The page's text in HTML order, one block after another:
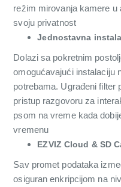
režim mirovanja kamere u
svoju privatnost
Jednostavna
Dolazi sa pokretnim
omogućavajući instalaciju
potrebama. Ugrađeni filter
pristup razgovoru za
psom na vreme kada
vremenu
EZVIZ Cloud & SD
Sav promet podataka
osiguran enkripcijom na